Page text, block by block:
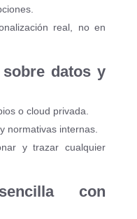
real, no en
datos y
o cloud privada.
normativas internas.
y trazar cualquier
con